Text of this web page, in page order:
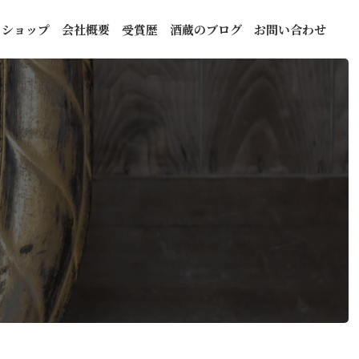
ョップ 会社概要 受賞歴 酒蔵のブログ お問い合わせ